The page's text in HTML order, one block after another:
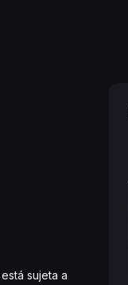
sujeta a